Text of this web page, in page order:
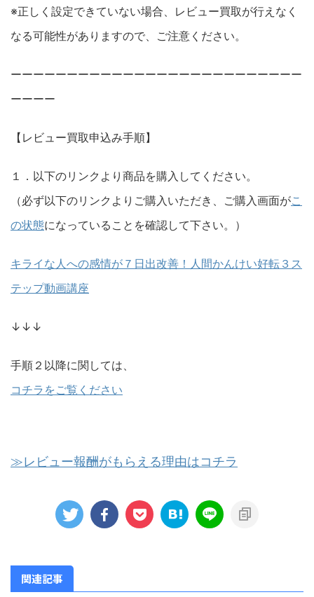
※正しく設定できていない場合、レビュー買取が行えなく
なる可能性がありますので、ご注意ください。
ーーーーーーーーーーーーーーーーーーーーーーーーーー
ーーーー
【レビュー買取申込み手順】
１．以下のリンクより商品を購入してください。
（必ず以下のリンクよりご購入いただき、ご購入画面がこ
の状態になっていることを確認して下さい。）
キライな人への感情が７日出改善！人間かんけい好転３ス
テップ動画講座
↓↓↓
手順２以降に関しては、
コチラをご覧ください
≫レビュー報酬がもらえる理由はコチラ
関連記事